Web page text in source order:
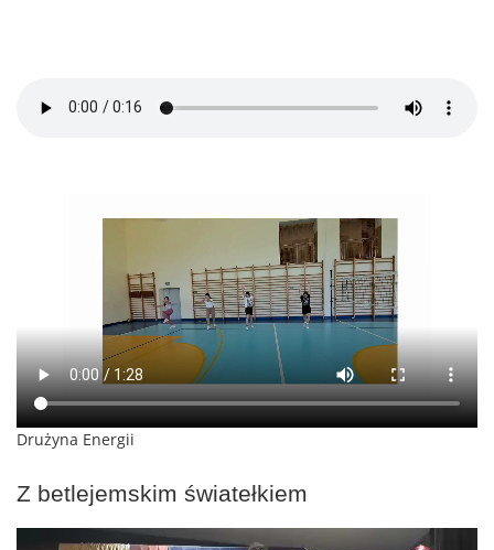
Drużyna Energii
Z betlejemskim światełkiem
Odtwarzacz